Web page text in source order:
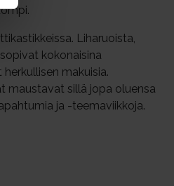
Liharuoista,
kokonaisina
makuisia.
maustavat sillä jopa oluensa
ja -teemaviikkoja.